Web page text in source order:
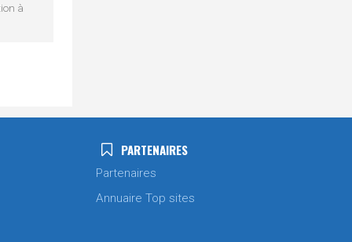
à
PARTENAIRES
Partenaires
Annuaire Top sites